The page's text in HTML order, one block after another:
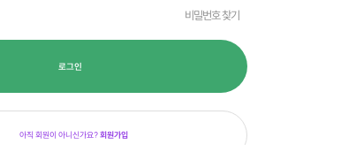
비밀번호 찾기
로그인
아직 회원이 아니신가요?회원가입